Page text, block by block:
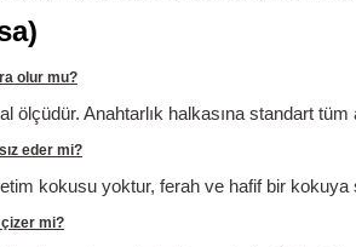
olur mu?
ölçüdür. Anahtarlık halkasına standart tüm
eder mi?
kokusu yoktur, ferah ve hafifbir kokuya
mi?